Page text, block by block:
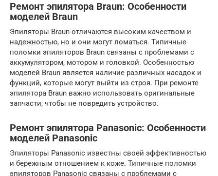
Ремонт эпилятора Braun: Особенности
моделей Braun
Эпиляторы Braun отличаются высоким качеством и
надежностью, но и они могут ломаться. Типичные
поломки эпиляторов Braun связаны с проблемами с
аккумулятором, мотором и головкой. Особенностью
моделей Braun является наличие различных насадок и
функций, которые могут выйти из строя. При ремонте
эпилятора Braun важно использовать оригинальные
запчасти, чтобы не повредить устройство.
Ремонт эпилятора Panasonic: Особенности
моделей Panasonic
Эпиляторы Panasonic известны своей эффективностью
и бережным отношением к коже. Типичные поломки
эпиляторов Panasonic связаны с проблемами с